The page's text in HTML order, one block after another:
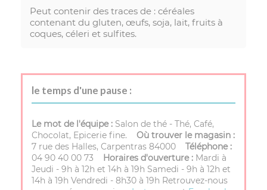
Peut contenir des traces de : céréales
contenant du gluten, œufs, soja, lait, fruits à
coques, céleri et sulfites.
le temps d'une pause :
Le mot de l'équipe : Salon de thé - Thé, Café,
Chocolat, Epicerie fine. Où trouver le magasin :
7 rue des Halles, Carpentras 84000 Téléphone :
04 90 40 00 73
Horaires d'ouverture : Mardi à
Jeudi - 9h à 12h et 14h à 19h Samedi - 9h à 12h et
14h à 19h Vendredi - 8h30 à 19h Retrouvez-nous